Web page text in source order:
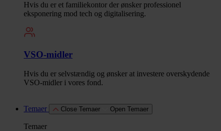
Hvis du er et familiekontor der ønsker professionel
eksponering mod tech og digitalisering.
VSO-midler
Hvis du er selvstændig og ønsker at investere overskydende
VSO-midler i vores fond.
Temaer Close Temaer Open Temaer
Temaer